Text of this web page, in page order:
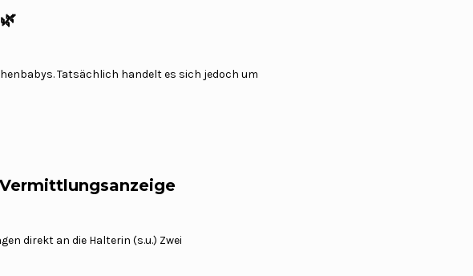
Tatsächlich handelt es sich jedoch um
direkt an die Halterin (s.u.) Zwei